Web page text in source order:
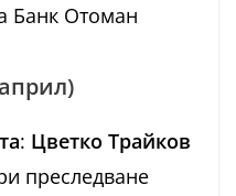
Банк Отоман
: Цветко Трайков
преследване